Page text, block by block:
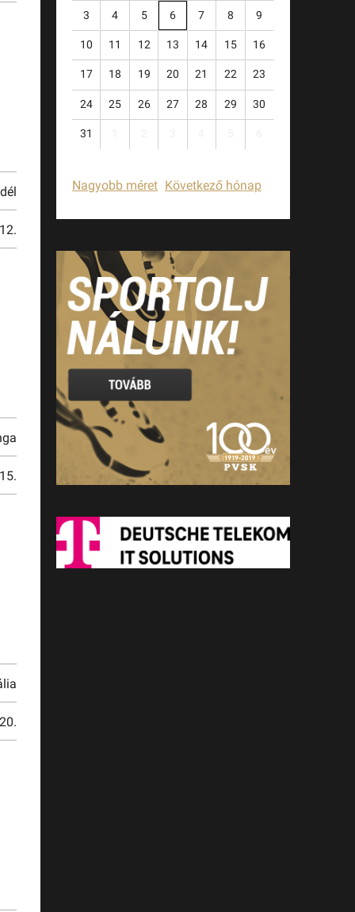
3 4 5 6 7 8 9
10 11 12 13 14 15 16
17 18 19 20 21 22 23
24 25 26 27 28 29 30
31
Nagyobb méret Következő hónap